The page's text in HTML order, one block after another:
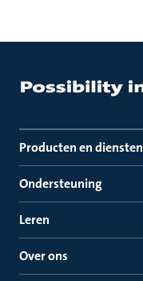
Producten en diensten
Ondersteuning
Leren
Over ons